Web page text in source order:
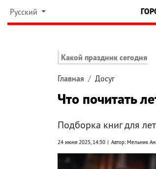
Русский
Какой праздник сегодня
Главная Досуг
Что почитать
Подборка книг для
24 июня 2025, 14:30 Автор: Мельник